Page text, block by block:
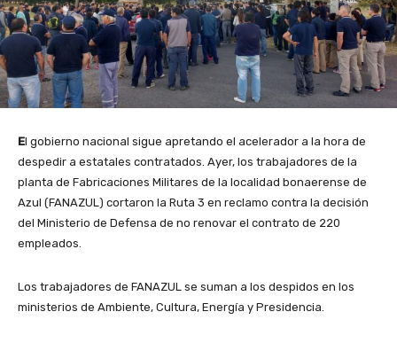
El gobierno nacional sigue apretando el acelerador a la hora de
despedir a estatales contratados. Ayer, los trabajadores de la
planta de Fabricaciones Militares de la localidad bonaerense de
Azul (FANAZUL) cortaron la Ruta 3 en reclamo contra la decisión
del Ministerio de Defensa de no renovar el contrato de 220
empleados.
Los trabajadores de FANAZUL se suman a los despidos en los
ministerios de Ambiente, Cultura, Energía y Presidencia.